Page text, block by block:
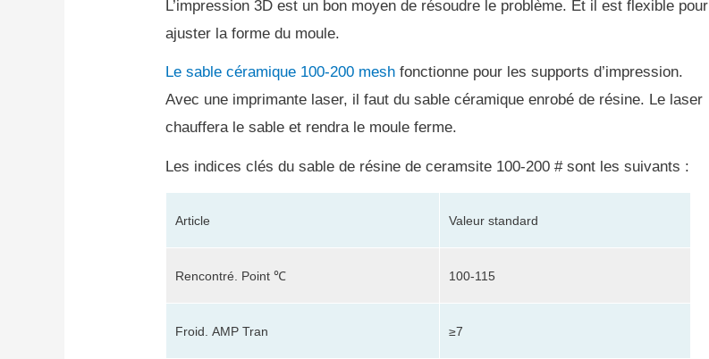
L’impression 3D est un bon moyen de résoudre le problème. Et il est flexible pour
ajuster la forme du moule.
Le sable céramique 100-200 mesh fonctionne pour les supports d’impression.
Avec une imprimante laser, il faut du sable céramique enrobé de résine. Le laser
chauffera le sable et rendra le moule ferme.
Les indices clés du sable de résine de ceramsite 100-200 # sont les suivants :
Article Valeur standard
Rencontré. Point ℃ 100-115
Froid.AMP Tran ≥7